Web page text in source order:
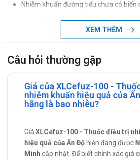
Nhiễm khuẩn đường tiểu chưa có biến
Nhiễm khuẩn da và cấu trúc da.
Cách dùng - Liều dùng
Cách dùng:
Liều dùng:
Người lớn:
họng: 100 mg mỗi 12 giờ trong
Viêm phổi cấp tính mắc phải
mỗi 12 giờ trong 14 ngày.
XEM THÊM
Câu hỏi thường gặp
Giá của XLCefuz-100 -
nhiễm khuẩn hiệu quả của
hãng là bao nhiêu?
Giá XLCefuz-100 - Thuốc điều trị
hiệu quả của Ấn Độ hiện đang được
Minh cập nhật. Để biết chính xác giá